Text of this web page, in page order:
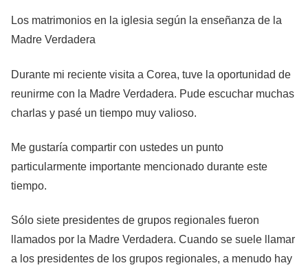
Los matrimonios en la iglesia según la enseñanza de la
Madre Verdadera
Durante mi reciente visita a Corea, tuve la oportunidad de
reunirme con la Madre Verdadera. Pude escuchar muchas
charlas y pasé un tiempo muy valioso.
Me gustaría compartir con ustedes un punto
particularmente importante mencionado durante este
tiempo.
Sólo siete presidentes de grupos regionales fueron
llamados por la Madre Verdadera. Cuando se suele llamar
a los presidentes de los grupos regionales, a menudo hay